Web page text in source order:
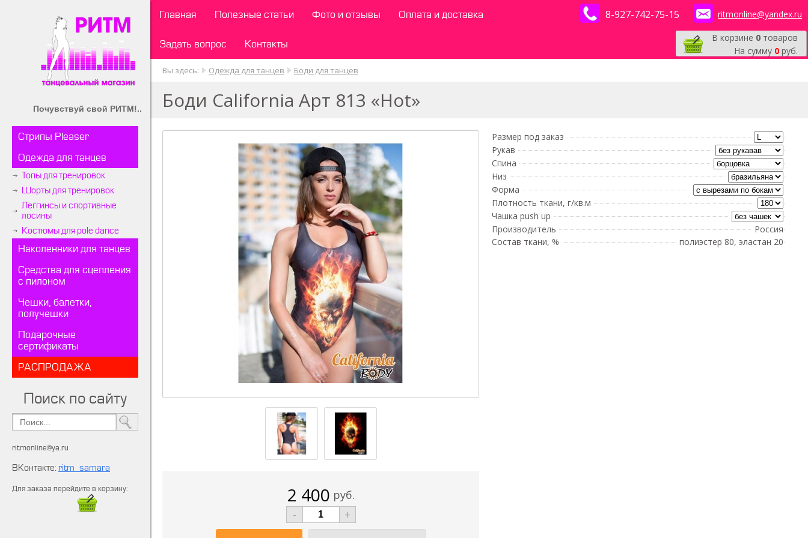
Почувствуй свой РИТМ!..
Стрипы Pleaser
Одежда для танцев
Топы для тренировок
Шорты для тренировок
Леггинсы и спортивные
лосины
Костюмы для pole dance
Наколенники для танцев
Средства для сцепления
с пилоном
Чешки, балетки,
получешки
Подарочные
сертификаты
РАСПРОДАЖА
Поиск по сайту
ritmonline@ya.ru
ВКонтакте: ritm_samara
Для заказа перейдите в корзину:
Главная Полезные статьи Фото и отзывы Оплата и доставка
Задать вопрос Контакты
8-927-742-75-15 ritmonline@yandex.ru
В корзине 0 товаров
На сумму 0 руб.
Вы здесь: Одежда для танцев Боди для танцев
Боди California Арт 813 «Hot»
2 400 руб.
-
+
Размер под заказ
Рукав
Спина
Низ
Форма
Плотность ткани, г/кв.м
Чашка push up
Производитель
Россия
Состав ткани, %
полиэстер 80, эластан 20